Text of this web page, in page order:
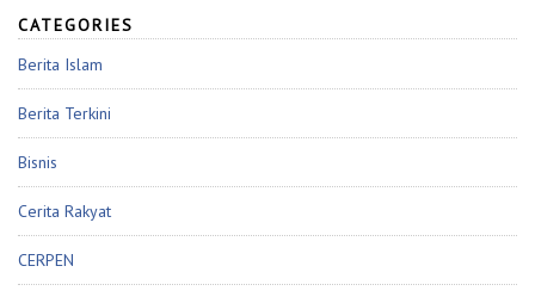
CATEGORIES
Berita Islam
Berita Terkini
Bisnis
Cerita Rakyat
CERPEN